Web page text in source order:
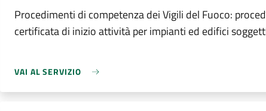
Procedimenti di competenza dei Vigili del Fuoco:
certificata di inizio attività per impianti ed edifici
VAI AL SERVIZIO